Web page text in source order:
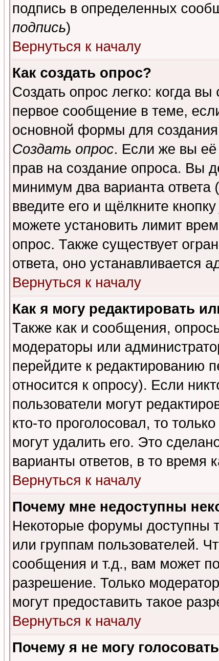
подпись в определенных
подпись)
Вернуться к началу
Как создать опрос?
Создать опрос легко: когда
первое сообщение в теме,
основной формы для
Создать опрос. Если же вы её
прав на создание опроса. Вы
минимум два варианта ответа
введите его и щёлкните
можете установить лимит
опрос. Также существует
ответа, оно устанавливается
Вернуться к началу
Как я могу редактировать
Также как и сообщения,
модераторы или
перейдите к редактированию
относится к опросу). Если
пользователи могут
кто-то проголосовал, то
могут удалить его. Это
варианты ответов, в то время
Вернуться к началу
Почему мне недоступны
Некоторые форумы доступны
или группам пользователей.
сообщения и т.д., вам может
разрешение. Только
могут предоставить такое
Вернуться к началу
Почему я не могу